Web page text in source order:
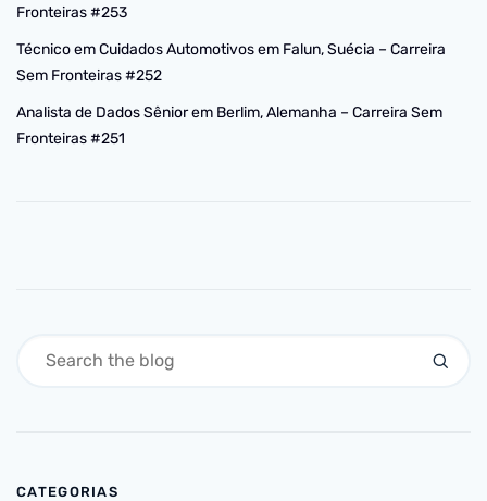
Fronteiras #253
Técnico em Cuidados Automotivos em Falun, Suécia – Carreira
Sem Fronteiras #252
Analista de Dados Sênior em Berlim, Alemanha – Carreira Sem
Fronteiras #251
CATEGORIAS